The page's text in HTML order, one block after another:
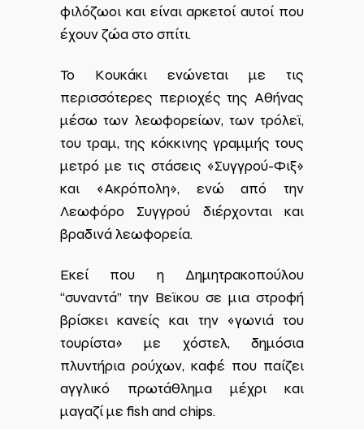
φιλόζωοι και είναι αρκετοί αυτοί που
έχουν ζώα στο σπίτι.
Το Κουκάκι ενώνεται με τις
περισσότερες περιοχές της Αθήνας
μέσω των λεωφορείων, των τρόλεϊ,
του τραμ, της κόκκινης γραμμής τους
μετρό με τις στάσεις «Συγγρού-Φιξ»
και «Ακρόπολη», ενώ από την
Λεωφόρο Συγγρού διέρχονται και
βραδινά λεωφορεία.
Εκεί που η Δημητρακοπούλου
“συναντά” την Βεϊκου σε μια στροφή
βρίσκει κανείς και την «γωνιά του
τουρίστα» με χόστελ, δημόσια
πλυντήρια ρούχων, καφέ που παίζει
αγγλικό πρωτάθλημα μέχρι και
μαγαζί με fish and chips.